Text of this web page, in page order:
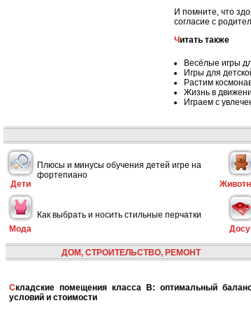
И помните, что
согласие с
Читать также
Весёлые игры
Игры для
Растим
Жизнь в
Играем с
Дети
Плюсы и минусы обучения детей игре на
фортепиано
Мода
Как выбрать и носить стильные перчатки
ДОМ, СТРОИТЕЛЬСТВО, РЕМОНТ
Складские помещения класса B: оптимальный баланс
условий и стоимости